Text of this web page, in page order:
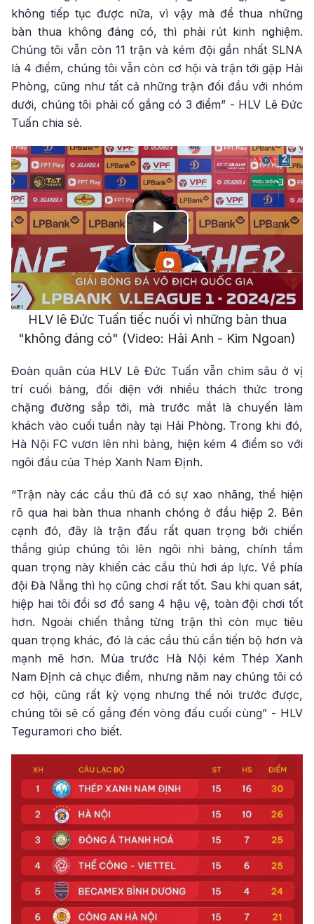
không tiếp tục được nữa, vì vậy mà để thua những
bàn thua không đáng có, thì phải rút kinh nghiệm.
Chúng tôi vẫn còn 11 trận và kém đội gần nhất SLNA
là 4 điểm, chúng tôi vẫn còn cơ hội và trận tới gặp Hải
Phòng, cũng như tất cả những trận đối đầu với nhóm
dưới, chúng tôi phải cố gắng có 3 điểm” - HLV Lê Đức
Tuấn chia sẻ.
Play
Video
HLV lê Đức Tuấn tiếc nuối vì những bàn thua
"không đáng có" (Video: Hải Anh - Kim Ngoan)
Đoàn quân của HLV Lê Đức Tuấn vẫn chìm sâu ở vị
trí cuối bảng, đối diện với nhiều thách thức trong
chặng đường sắp tới, mà trước mắt là chuyến làm
khách vào cuối tuần này tại Hải Phòng. Trong khi đó,
Hà Nội FC vươn lên nhì bảng, hiện kém 4 điểm so với
ngôi đầu của Thép Xanh Nam Định.
“Trận này các cầu thủ đã có sự xao nhãng, thể hiện
rõ qua hai bàn thua nhanh chóng ở đầu hiệp 2. Bên
cạnh đó, đây là trận đấu rất quan trọng bởi chiến
thắng giúp chúng tôi lên ngôi nhì bảng, chính tầm
quan trọng này khiến các cầu thủ hơi áp lực. Về phía
đội Đà Nẵng thì họ cũng chơi rất tốt. Sau khi quan sát,
hiệp hai tôi đổi sơ đồ sang 4 hậu vệ, toàn đội chơi tốt
hơn. Ngoài chiến thắng từng trận thì còn mục tiêu
quan trọng khác, đó là các cầu thủ cần tiến bộ hơn và
mạnh mẽ hơn. Mùa trước Hà Nội kém Thép Xanh
Nam Định cả chục điểm, nhưng năm nay chúng tôi có
cơ hội, cũng rất kỳ vọng nhưng thể nói trước được,
chúng tôi sẽ cố gắng đến vòng đấu cuối cùng” - HLV
Teguramori cho biết.